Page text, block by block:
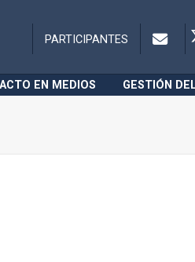
PARTICIPANTES
EN MEDIOS GESTIÓN